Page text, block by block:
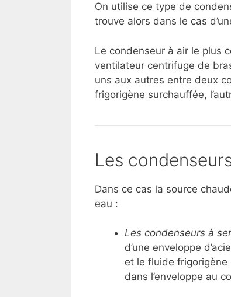
On utilise ce type de
trouve alors dans le cas
Le condenseur à air le plus
ventilateur centrifuge de
uns aux autres entre deux
frigorigène surchauffée,
Les
Dans ce cas la source
eau :
Les condenseurs à
d’une enveloppe
et le fluide frigorigène
dans l’enveloppe au